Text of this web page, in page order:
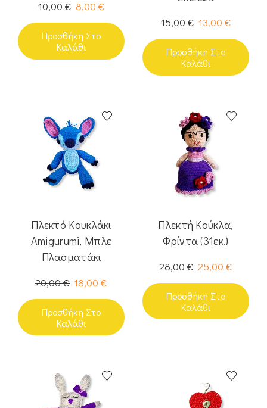
10,00€ 8,00 €
Προσθήκη Στο
Καλάθι
15,00€ 13,00 €
Προσθήκη Στο
Καλάθι
Πλεκτό Κουκλάκι
Amigurumi, Μπλε
Πλασματάκι
20,00€ 18,00 €
Προσθήκη Στο
Καλάθι
Πλεκτή Κούκλα,
Φρίντα (31εκ.)
28,00€ 25,00 €
Προσθήκη Στο
Καλάθι